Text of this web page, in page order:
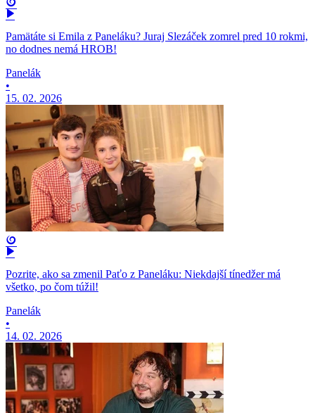
Pamätáte si Emila z Paneláku? Juraj Slezáček zomrel pred 10 rokmi,
no dodnes nemá HROB!
Panelák
•
15. 02. 2026
Pozrite, ako sa zmenil Paťo z Paneláku: Niekdajší tínedžer má
všetko, po čom túžil!
Panelák
•
14. 02. 2026